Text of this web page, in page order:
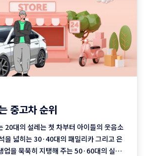
중고차 순위
20대의 설레는 첫 차부터 아이들의 웃음소
을 넓히는 30·40대의 패밀리카 그리고 은
업을 묵묵히 지탱해 주는 50·60대의 실용